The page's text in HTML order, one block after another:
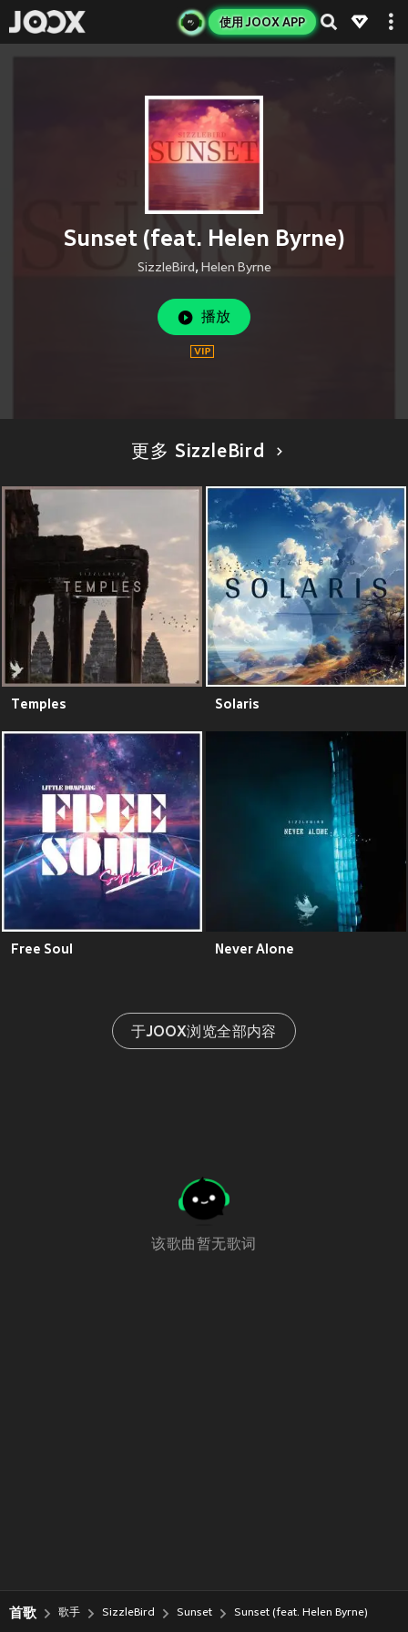
使用 JOOX APP
Sunset (feat. Helen Byrne)
SizzleBird, Helen Byrne
播放
更多 SizzleBird
Temples Solaris
Free Soul Never Alone
于JOOX浏览全部内容
该歌曲暂无歌词
首歌 歌手 SizzleBird Sunset Sunset (feat. Helen Byrne)